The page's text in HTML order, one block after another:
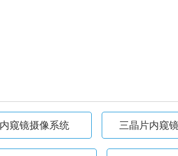
窥镜摄像系统 三晶片内窥